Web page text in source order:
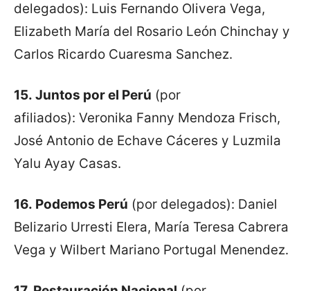
delegados): Luis Fernando Olivera Vega,
Elizabeth María del Rosario León Chinchay y
Carlos Ricardo Cuaresma Sanchez.
15. Juntos por el Perú (por
afiliados): Veronika Fanny Mendoza Frisch,
José Antonio de Echave Cáceres y Luzmila
Yalu Ayay Casas.
16. Podemos Perú (por delegados): Daniel
Belizario Urresti Elera, María Teresa Cabrera
Vega y Wilbert Mariano Portugal Menendez.